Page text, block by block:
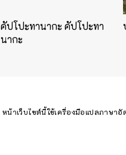
คัปโปะทานากะ คัปโปะทา
นากะ
หน้าเว็บไซต์นี้ใช้เครื่องมือแปลภาษา